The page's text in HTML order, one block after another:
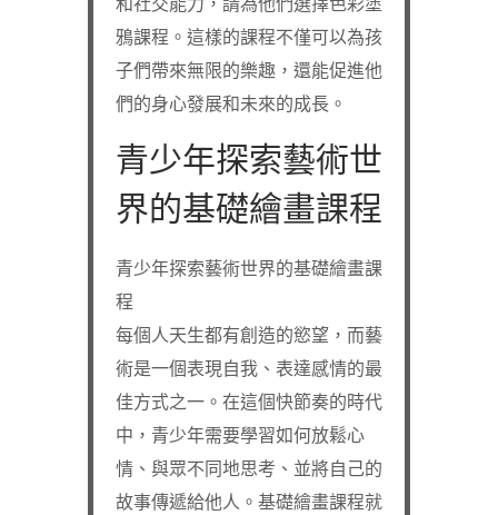
和社交能力，請為他們選擇色彩塗
鴉課程。這樣的課程不僅可以為孩
子們帶來無限的樂趣，還能促進他
們的身心發展和未來的成長。
青少年探索藝術世
界的基礎繪畫課程
青少年探索藝術世界的基礎繪畫課
程
每個人天生都有創造的慾望，而藝
術是一個表現自我、表達感情的最
佳方式之一。在這個快節奏的時代
中，青少年需要學習如何放鬆心
情、與眾不同地思考、並將自己的
故事傳遞給他人。基礎繪畫課程就